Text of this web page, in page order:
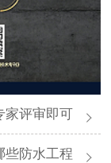
家评审即可
些防水工程